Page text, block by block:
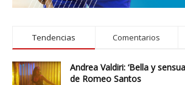
Tendencias Comentarios
Andrea Valdiri: ‘Bella y
de Romeo Santos